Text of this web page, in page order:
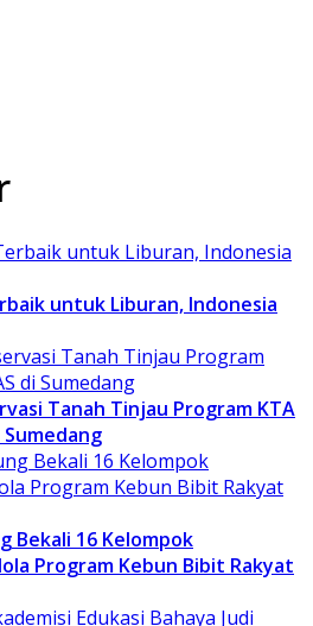
untuk Liburan, Indonesia
Tanah Tinjau Program KTA
Bekali 16 Kelompok
Program Kebun Bibit Rakyat